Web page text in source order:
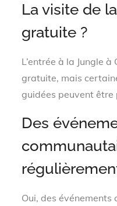
La visite de
gratuite ?
L’entrée à la Jungle
gratuite, mais
guidées peuvent être
Des
Oui, des événements